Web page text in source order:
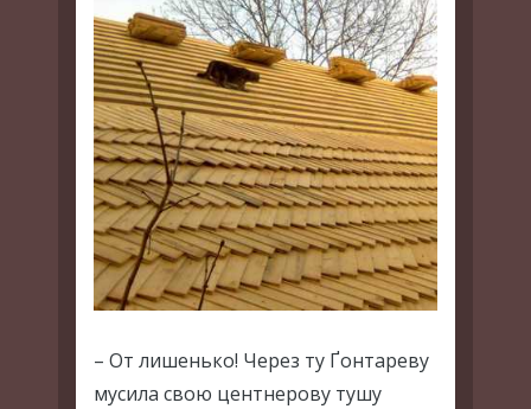
– От лишенько! Через ту Ґонтареву
мусила свою центнерову тушу